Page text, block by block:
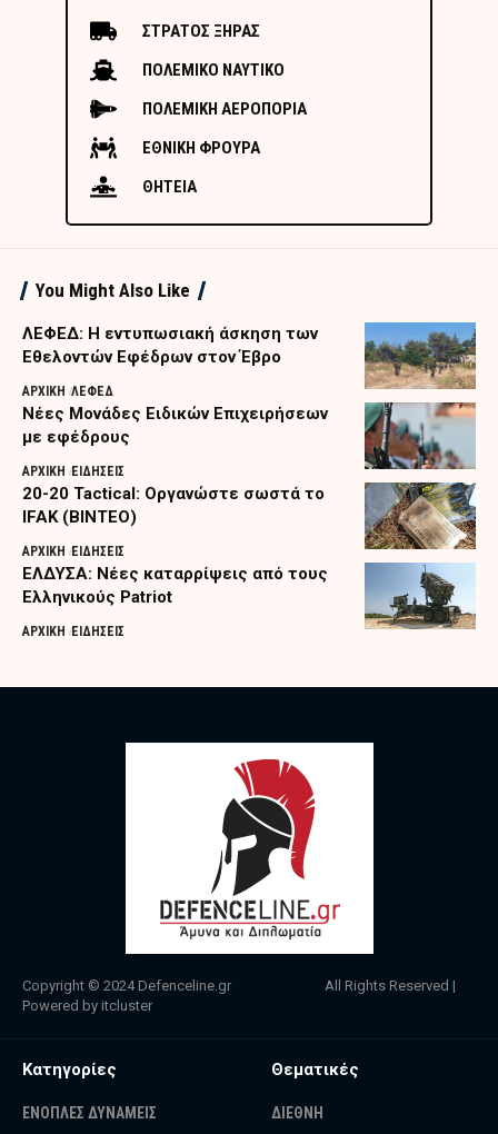
ΣΤΡΑΤΟΣ ΞΗΡΑΣ
ΠΟΛΕΜΙΚΟ ΝΑΥΤΙΚΟ
ΠΟΛΕΜΙΚΗ ΑΕΡΟΠΟΡΙΑ
ΕΘΝΙΚΗ ΦΡΟΥΡΑ
ΘΗΤΕΙΑ
You Might Also Like
ΛΕΦΕΔ: Η εντυπωσιακή άσκηση των
Εθελοντών Εφέδρων στον Έβρο
ΑΡΧΙΚΗ ΛΕΦΕΔ
Nέες Μονάδες Ειδικών Επιχειρήσεων
με εφέδρους
ΑΡΧΙΚΗ ΕΙΔΗΣΕΙΣ
20-20 Tactical: Οργανώστε σωστά το
IFAK (ΒΙΝΤΕΟ)
ΑΡΧΙΚΗ ΕΙΔΗΣΕΙΣ
ΕΛΔΥΣΑ: Νέες καταρρίψεις από τους
Ελληνικούς Patriot
ΑΡΧΙΚΗ ΕΙΔΗΣΕΙΣ
Copyright © 2024 Defenceline.gr All Rights Reserved |
Powered by itcluster
Κατηγορίες
ΕΝΟΠΛΕΣ ΔΥΝΑΜΕΙΣ
Θεματικές
ΔΙΕΘΝΗ